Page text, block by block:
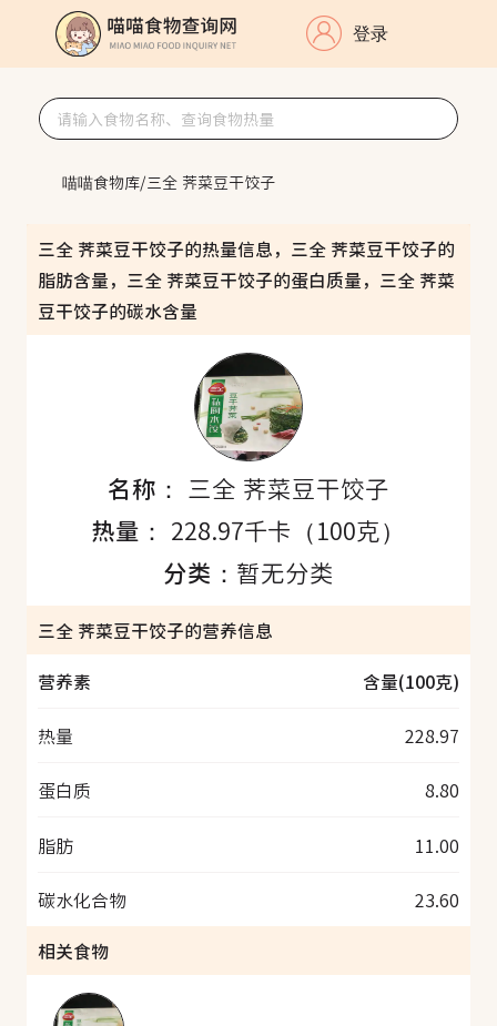
登录
喵喵食物库/三全 荠菜豆干饺子
三全 荠菜豆干饺子的热量信息，三全 荠菜豆干饺子的
脂肪含量，三全 荠菜豆干饺子的蛋白质量，三全 荠菜
豆干饺子的碳水含量
名称： 三全 荠菜豆干饺子
热量： 228.97千卡（100克）
分类： 暂无分类
三全 荠菜豆干饺子的营养信息
营养素
含量(100克)
热量 228.97
蛋白质 8.80
脂肪 11.00
碳水化合物
23.60
相关食物